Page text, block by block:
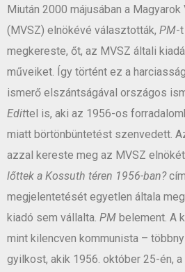
Miután 2000 májusában a
(MVSZ) elnökévé választották, PM-
megkereste, őt, az MVSZ általi
műveiket. Így történt ez a
ismerő elszántságával országos
Edittel is, aki az 1956-os
miatt börtönbüntetést szenvedett.
azzal kereste meg az MVSZ
lőttek a Kossuth téren 1956-ban?
megjelentetését egyetlen általa
kiadó sem vállalta. PM belement. A
mint kilencven kommunista –
gyilkost, akik 1956. október 25-én, a